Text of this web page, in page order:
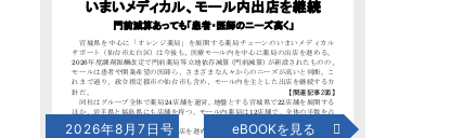
2026年8月7日号 eBOOKを見る